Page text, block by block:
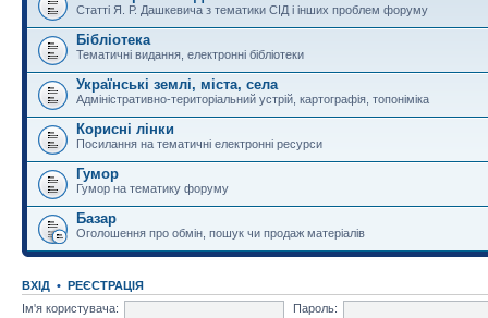
Статті Я. Р. Дашкевича з тематики СІД і інших проблем форуму
Бібліотека
Тематичні видання, електронні бібліотеки
Українські землі, міста, села
Адміністративно-територіальний устрій, картографія, топоніміка
Корисні лінки
Посилання на тематичні електронні ресурси
Гумор
Гумор на тематику форуму
Базар
Оголошення про обмін, пошук чи продаж матеріалів
ВХІД • РЕЄСТРАЦІЯ
Ім'я користувача:
Пароль: